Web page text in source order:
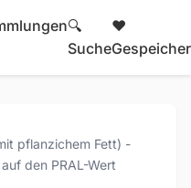
🔍
Suche
❤️
pflanzichem Fett) -
den PRAL-Wert